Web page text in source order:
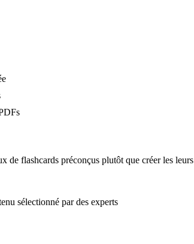
de flashcards préconçus plutôt que créer les leurs
sélectionné par des experts